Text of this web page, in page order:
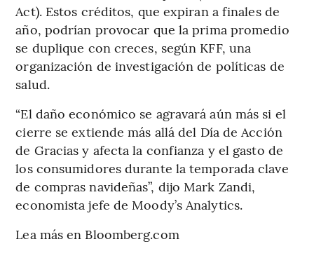
Act). Estos créditos, que expiran a finales de
año, podrían provocar que la prima promedio
se duplique con creces, según KFF, una
organización de investigación de políticas de
salud.
“El daño económico se agravará aún más si el
cierre se extiende más allá del Día de Acción
de Gracias y afecta la confianza y el gasto de
los consumidores durante la temporada clave
de compras navideñas”, dijo Mark Zandi,
economista jefe de Moody’s Analytics.
Lea más en Bloomberg.com